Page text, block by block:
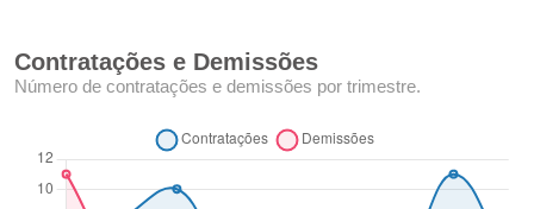
Contratações e Demissões
Número de contratações e demissões por trimestre.